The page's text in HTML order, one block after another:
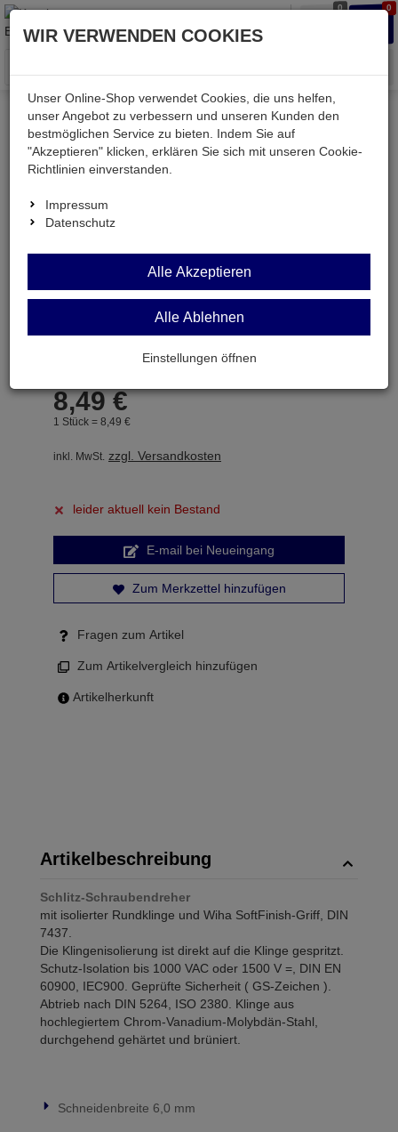
0 0
Menü
Weiter einkaufen Kessler electronic
Werkstatt
WIHA320N-6,0
WIHA320N-6,0
Schlitz-Schraubendreher SB= 6,0mm KL= 150mm
8,49 €
1 Stück = 8, 49 €
inkl. MwSt. zzgl. Versandkosten
leider aktuell kein Bestand
E-mail bei Neueingang
Zum Merkzettel hinzufügen
Fragen zum Artikel
Zum Artikelvergleich hinzufügen
Artikelherkunft
Artikelbeschreibung
Schlitz-Schraubendreher
mit isolierter Rundklinge und Wiha SoftFinish-Griff, DIN
7437.
Die Klingenisolierung ist direkt auf die Klinge gespritzt.
Schutz-Isolation bis 1000 VAC oder 1500 V =, DIN EN
60900, IEC900. Geprüfte Sicherheit ( GS-Zeichen ).
Abtrieb nach DIN 5264, ISO 2380. Klinge aus
hochlegiertem Chrom-Vanadium-Molybdän-Stahl,
durchgehend gehärtet und brüniert.
Schneidenbreite 6,0 mm
WIR VERWENDEN COOKIES
Unser Online-Shop verwendet Cookies, die uns helfen,
unser Angebot zu verbessern und unseren Kunden den
bestmöglichen Service zu bieten. Indem Sie auf
"Akzeptieren" klicken, erklären Sie sich mit unseren Cookie-
Richtlinien einverstanden.
Impressum
Datenschutz
Alle Akzeptieren
Alle Ablehnen
Einstellungen öffnen